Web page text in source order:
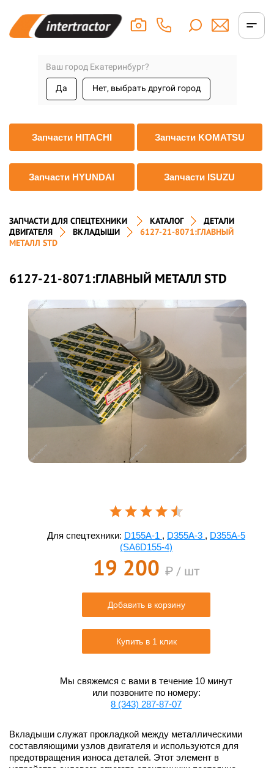
Ваш город Екатеринбург?
Да Нет, выбрать другой город
Запчасти HITACHI Запчасти KOMATSU
Запчасти HYUNDAI Запчасти ISUZU
ЗАПЧАСТИ ДЛЯ СПЕЦТЕХНИКИ КАТАЛОГ
ДЕТАЛИ
ДВИГАТЕЛЯ
ВКЛАДЫШИ
6127-21-8071:ГЛАВНЫЙ
МЕТАЛЛ STD
6127-21-8071:ГЛАВНЫЙ МЕТАЛЛ STD
Для спецтехники: D155A-1 , D355A-3 , D355A-5
(SA6D155-4)
19 200 ₽ / шт
Добавить в корзину
Купить в 1 клик
Мы свяжемся с вами в течение 10 минут
или позвоните по номеру:
8 (343) 287-87-07
Вкладыши служат прокладкой между металлическими
составляющими узлов двигателя и используются для
предотвращения износа деталей. Этот элемент в